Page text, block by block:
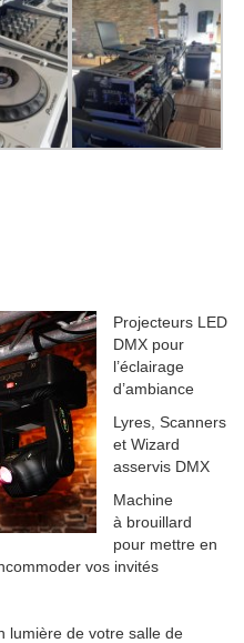
Projecteurs LED
DMX pour
l’éclairage
d’ambiance
Lyres, Scanners
et Wizard
asservis DMX
Machine
à brouillard
pour mettre en
vos invités
lumière de votre salle de